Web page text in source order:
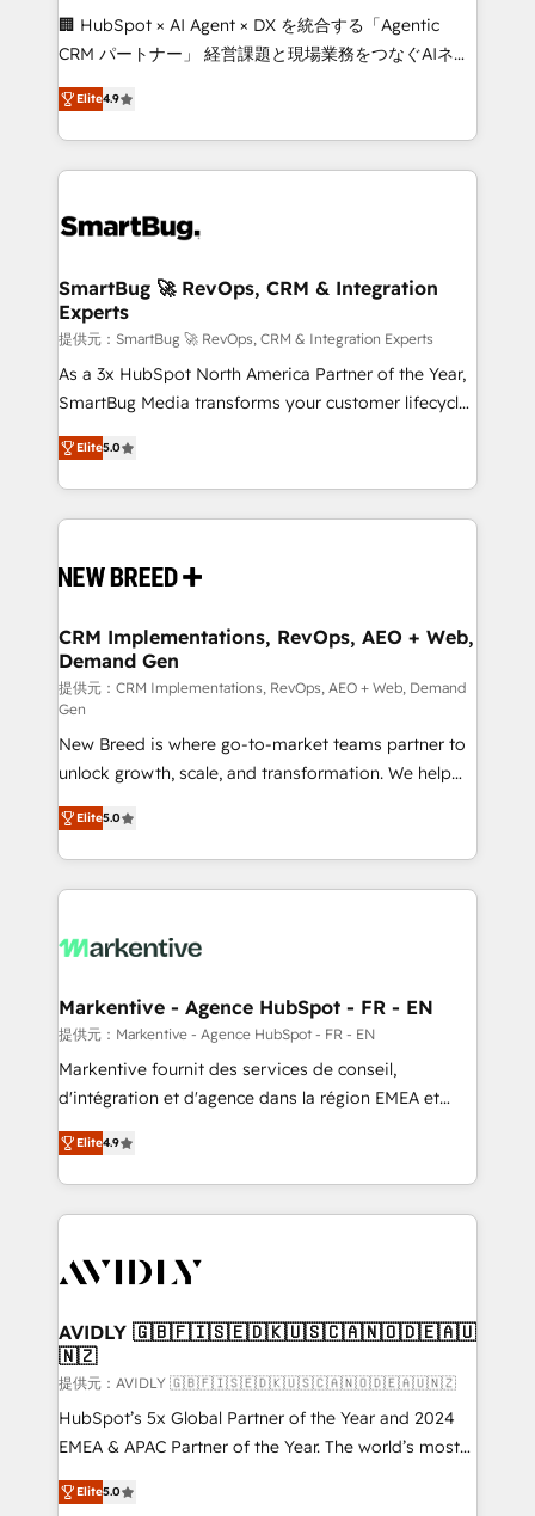
around your business, not a template. ➤ Migration:
Move from any legacy CRM. Zero downtime, full data
run your revenue process. Sales, marketing, and
service wired together. ➤ AI and Integrations: Layer
tune-ups, feature rollouts, adoption coaching. Buying
HubSpot, switching to it, or reviving a stale portal?
We are built for the work.
🏢 HubSpot × AI Agent × DX を統合する「Agentic
CRM パートナー」 経営課題と現場業務をつなぐAIネイ
ティブ・エージェンシーとして、HubSpot Eliteの実装
力で顧客フロント業務を再設計します。 💡 100inc は何
をする会社か？ HubSpotを共通基盤に、AIエージェン
トを組み込んだ顧客フロント業務（マーケティング・営
ィブ・エージェンシーです。事業部・グループ会社・部
を、CRMを軸とした全社共通基盤に再構築します。意
思決定者・PMO・現場担当者に並走します。 1️⃣
HubSpot導入・活用支援 顧客データの一元化から、
GTMの見える化・自動化まで。全Hub統合運用、デー
タ品質設計、グループ横断のCRM統合に対応します。
の一部をAIが自律実行する組織への移行を設計・実装。
Breeze・Claude等をHubSpotと連携させ、役割定義・
革を、構想から実装・定着までPMOとして主導。「設
の統合・浸透・変革管理を実行します。 ▸ CMS戦略設
計・構築：リード獲得・CVR・SEOを前提にした情報設
計・導線設計・テンプレート設計をContent Hubで一体
提供。 ▸ 既存CRM・MAからの移行支援：Salesforce・
Marketo・Pardot等からの移行、カスタム設計、履歴
データ移行と活用設計まで。 ▸ AEO対応：ChatGPT・
ンツとサイト構造を最適化。 🏆 なぜ100incを選ぶの
か？ ✓ HubSpot Eliteパートナー認定 ✓ HubSpotアワ
ード受賞・HUGリーダー ✓ ISO27001:2022 /
HubSpot大百科 出版 CRM・AI活用に関するご相談、現
せください。
Elite4.9
SmartBug 🚀 RevOps, CRM & Integration
Experts
提供元：SmartBug 🚀 RevOps, CRM & Integration Experts
As a 3x HubSpot North America Partner of the Year,
SmartBug Media transforms your customer lifecycle
into a revenue engine. Our unified ecosystem
includes specialized divisions Globalia (AI &
Software) and Point Success Media (Paid Media),
making this the official home for all three brands. 🔄
and system integrations powered by Globalia’s
trainers to drive platform adoption. 📈 Revenue
Generation - Full-funnel marketing and high-
performance advertising via Point Success Media. -
Expert deployment of Breeze AI and custom agents
to automate growth. 🏆 Elite Excellence - 8 platform
accreditations and deep HIPAA-compliance
expertise. - A team of 250+ experts dedicated to
your resilient growth.
Elite5.0
CRM Implementations, RevOps, AEO + Web,
Demand Gen
提供元：CRM Implementations, RevOps, AEO + Web, Demand
Gen
New Breed is where go-to-market teams partner to
unlock growth, scale, and transformation. We help
companies activate HubSpot’s AI-powered
customer platform and operationalize HubSpot’s
Loop Marketing framework through expert-led
services, smart agents, and purpose-built apps,
results, fast. ⚙️CRM & RevOps: Align all Hubs to your
🎯Demand Gen & ABM: Drive pipeline with inbound,
ABM, AEO, SEO, & paid media. 👩‍💻Web Design:
Build high-performing websites with UX, messaging,
& conversion strategy that drive results. 🤖AI
AI, & maximize AEO with tailored AI services. 🧩
Integrations: Extend HubSpot with custom
Elite5.0
Markentive - Agence HubSpot - FR - EN
提供元：Markentive - Agence HubSpot - FR - EN
Markentive fournit des services de conseil,
d'intégration et d'agence dans la région EMEA et
North America. Avec plus de 115 experts en
marketing automation, Growth, Revops, CRM et
webdesign. Markentive is both a consulting firm, a
digital agency and an integrator. With over 115
CRM and webdesign (We focus on EMEA - USA
Elite4.9
AVIDLY 🇬🇧🇫🇮🇸🇪🇩🇰🇺🇸🇨🇦🇳🇴🇩🇪🇦🇺
🇳🇿
提供元：AVIDLY 🇬🇧🇫🇮🇸🇪🇩🇰🇺🇸🇨🇦🇳🇴🇩🇪🇦🇺🇳🇿
HubSpot’s 5x Global Partner of the Year and 2024
EMEA & APAC Partner of the Year. The world’s most
experienced and fully accredited HubSpot Solutions
Partner. 🚀 With 2,750+ HubSpot projects delivered
Elite5.0